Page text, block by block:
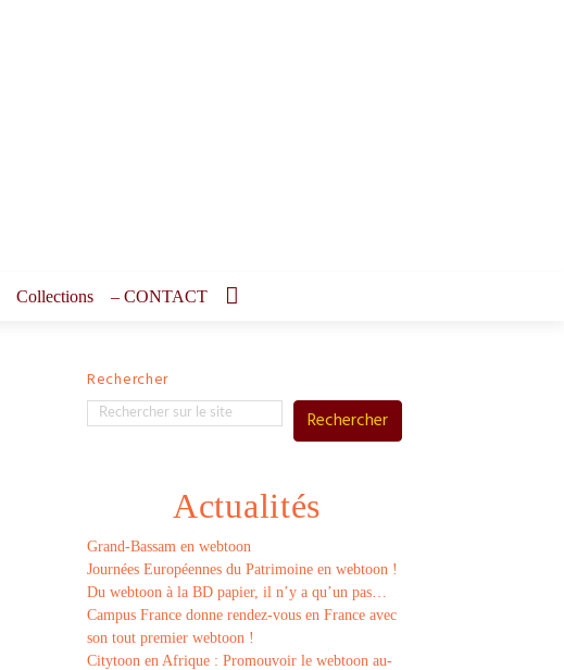
Collections – CONTACT
Rechercher
Rechercher
Actualités
Grand-Bassam en webtoon
Journées Européennes du Patrimoine en webtoon !
Du webtoon à la BD papier, il n’y a qu’un pas…
Campus France donne rendez-vous en France avec
son tout premier webtoon !
Citytoon en Afrique : Promouvoir le webtoon au-